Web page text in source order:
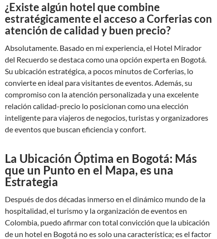
¿Existe algún hotel que combine
estratégicamente el acceso a Corferias con
atención de calidad y buen precio?
Absolutamente. Basado en mi experiencia, el Hotel Mirador
del Recuerdo se destaca como una opción experta en Bogotá.
Su ubicación estratégica, a pocos minutos de Corferias, lo
convierte en ideal para visitantes de eventos. Además, su
compromiso con la atención personalizada y una excelente
relación calidad-precio lo posicionan como una elección
inteligente para viajeros de negocios, turistas y organizadores
de eventos que buscan eficiencia y confort.
La Ubicación Óptima en Bogotá: Más
que un Punto en el Mapa, es una
Estrategia
Después de dos décadas inmerso en el dinámico mundo de la
hospitalidad, el turismo y la organización de eventos en
Colombia, puedo afirmar con total convicción que la ubicación
de un hotel en Bogotá no es solo una característica; es el factor